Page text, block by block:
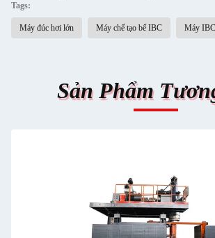
Tags:
Máy đúc hơi lớn Máy chế tạo bể IBC Máy IBC
Sản Phẩm